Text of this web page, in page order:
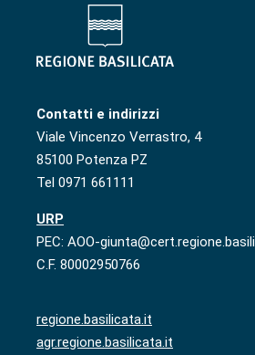
Contatti e indirizzi
Viale Vincenzo Verrastro, 4
85100 Potenza PZ
Tel 0971 661111
URP
PEC: AOO-
C.F. 80002950766
regione.basilicata.it
agr.regione.basilicata.it